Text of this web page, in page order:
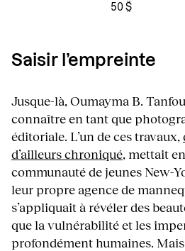
50 $
Saisir l’empreinte
Jusque-là, Oumayma B.
connaître en tant que
éditoriale. L’un de ces travaux,
d’ailleurs chroniqué, mettait
communauté de jeunes New-
leur propre agence de
s’appliquait à révéler des
que la vulnérabilité et les
profondément humaines.